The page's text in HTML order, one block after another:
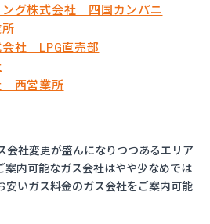
ング株式会社 四国カンパニ
会社 LPG直売部
西営業所
会社変更が盛んになりつつあるエリア
案内可能なガス会社はやや少なめでは
安いガス料金のガス会社をご案内可能